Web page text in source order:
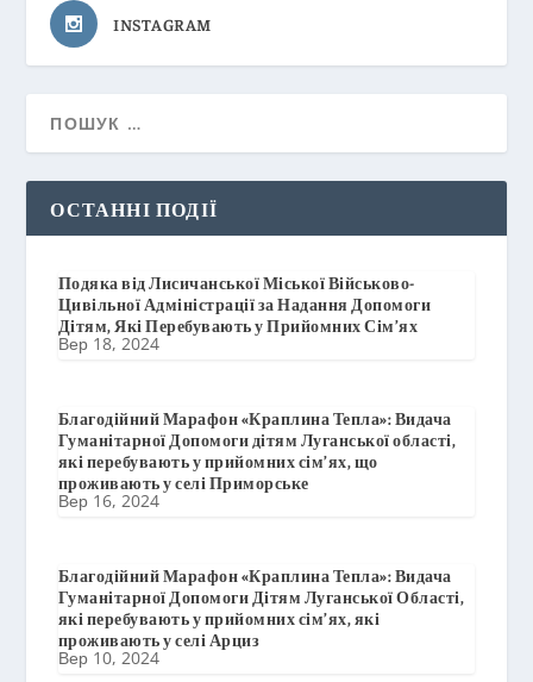
INSTAGRAM
ОСТАННІ ПОДІЇ
Подяка від Лисичанської Міської Військово-
Цивільної Адміністрації за Надання Допомоги
Дітям, Які Перебувають у Прийомних Сім’ях
Вер 18, 2024
Благодійний Марафон «Краплина Тепла»: Видача
Гуманітарної Допомоги дітям Луганської області,
які перебувають у прийомних сім’ях, що
проживають у селі Приморське
Вер 16, 2024
Благодійний Марафон «Краплина Тепла»: Видача
Гуманітарної Допомоги Дітям Луганської Області,
які перебувають у прийомних сім’ях, які
проживають у селі Арциз
Вер 10, 2024